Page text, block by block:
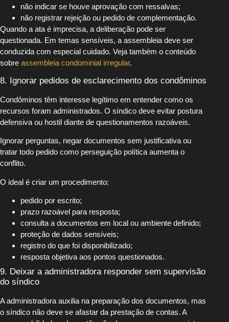
não indicar se houve aprovação com ressalvas;
não registrar rejeição ou pedido de complementação.
Quando a ata é imprecisa, a deliberação pode ser
questionada. Em temas sensíveis, a assembleia deve ser
conduzida com especial cuidado. Veja também o conteúdo
sobre assembleia condominial irregular.
8. Ignorar pedidos de esclarecimento dos condôminos
Condôminos têm interesse legítimo em entender como os
recursos foram administrados. O síndico deve evitar postura
defensiva ou hostil diante de questionamentos razoáveis.
Ignorar perguntas, negar documentos sem justificativa ou
tratar todo pedido como perseguição política aumenta o
conflito.
O ideal é criar um procedimento:
pedido por escrito;
prazo razoável para resposta;
consulta a documentos em local ou ambiente definido;
proteção de dados sensíveis;
registro do que foi disponibilizado;
resposta objetiva aos pontos questionados.
9. Deixar a administradora responder sem supervisão
do síndico
A administradora auxilia na preparação dos documentos, mas
o síndico não deve se afastar da prestação de contas. A